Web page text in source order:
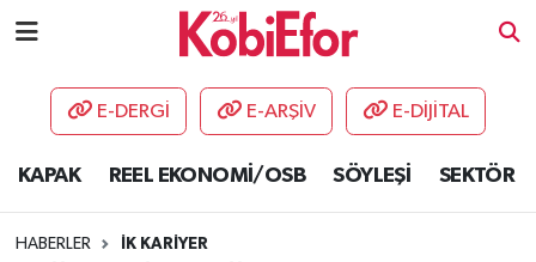
E-DERGİ E-ARŞİV E-DİJİTAL
KAPAK REEL EKONOMİ/OSB SÖYLEŞİ SEKTÖR
HABERLER İK KARİYER
AKADEMİ
DESTEK-TEŞVİK